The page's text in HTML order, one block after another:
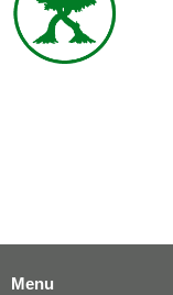
Menu